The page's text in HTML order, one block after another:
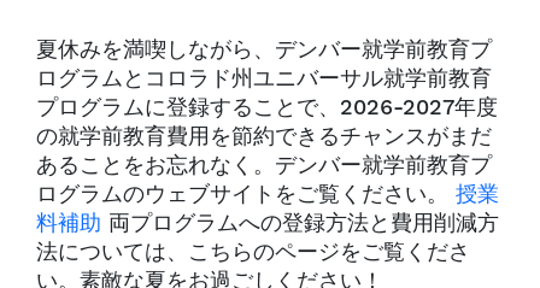
夏休みを満喫しながら、デンバー就学前教育プ
ログラムとコロラド州ユニバーサル就学前教育
プログラムに登録することで、2026-2027年度
の就学前教育費用を節約できるチャンスがまだ
あることをお忘れなく。デンバー就学前教育プ
ログラムのウェブサイトをご覧ください。 授業
料補助 両プログラムへの登録方法と費用削減方
法については、こちらのページをご覧くださ
い。素敵な夏をお過ごしください！